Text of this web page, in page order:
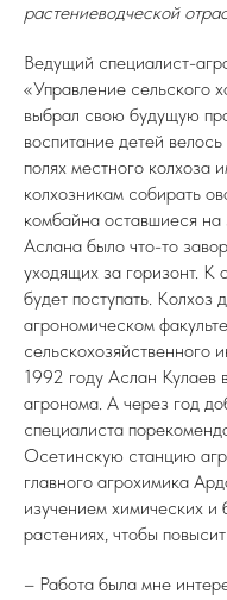
растениеводческой
Ведущий специалист-
«Управление сельского
выбрал свою будущую
воспитание детей
полях местного колхоза
колхозникам собирать
комбайна оставшиеся на
Аслана было что-то
уходящих за горизонт. К
будет поступать. Колхоз
агрономическом
сельскохозяйственного
1992 году Аслан Кулаев
агронома. А через год
специалиста
Осетинскую станцию
главного агрохимика
изучением химических и
растениях, чтобы
– Работа была мне